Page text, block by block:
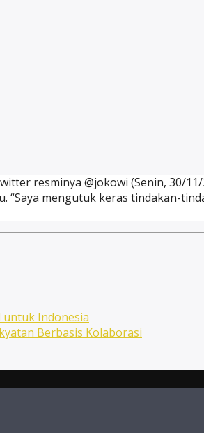
resminya @jokowi (Senin, 30/
“Saya mengutuk keras tindakan-
untuk Indonesia
Berbasis Kolaborasi